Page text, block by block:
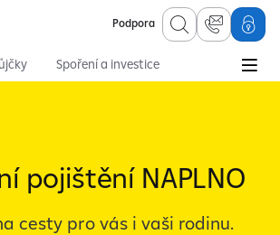
Podpora
Spoření a investice
pojištění NAPLNO
cesty pro vás i vaši rodinu.